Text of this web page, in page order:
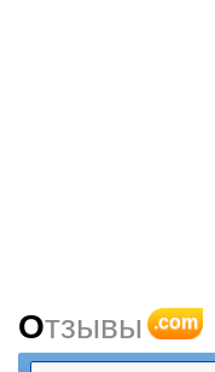
Отзывы .com